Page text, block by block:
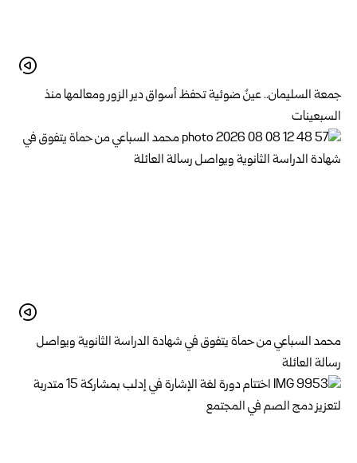
جمعة السليمان.. عينٌ ضوئية تحفظ أسواق دير الزور ومعالمها منذ
السبعينات
محمد السباعي من حماة يتفوق في شهادة الدراسة الثانوية ويواصل
رسالة العائلة